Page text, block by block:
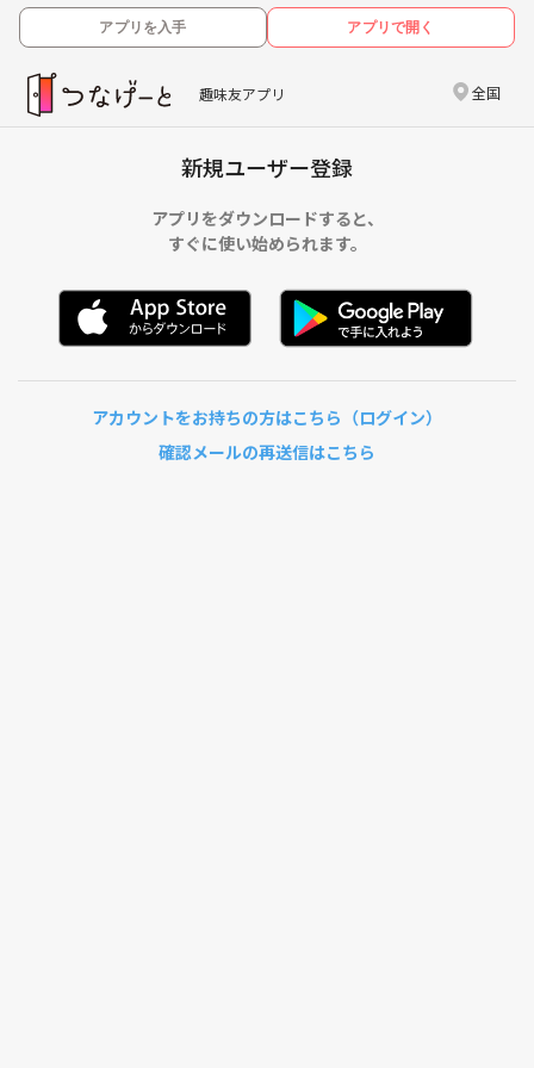
アプリを入手 アプリで開く
趣味友アプリ 全国
新規ユーザー登録
アプリをダウンロードすると、
すぐに使い始められます。
アカウントをお持ちの方はこちら（ログイン）
確認メールの再送信はこちら